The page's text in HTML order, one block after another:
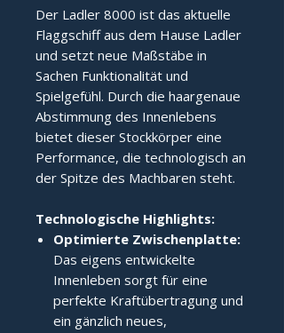
Der Ladler 8000 ist das aktuelle
Flaggschiff aus dem Hause Ladler
und setzt neue Maßstäbe in
Sachen Funktionalität und
Spielgefühl. Durch die haargenaue
Abstimmung des Innenlebens
bietet dieser Stockkörper eine
Performance, die technologisch an
der Spitze des Machbaren steht.
Technologische Highlights:
Optimierte Zwischenplatte:
Das eigens entwickelte
Innenleben sorgt für eine
perfekte Kraftübertragung und
ein gänzlich neues,